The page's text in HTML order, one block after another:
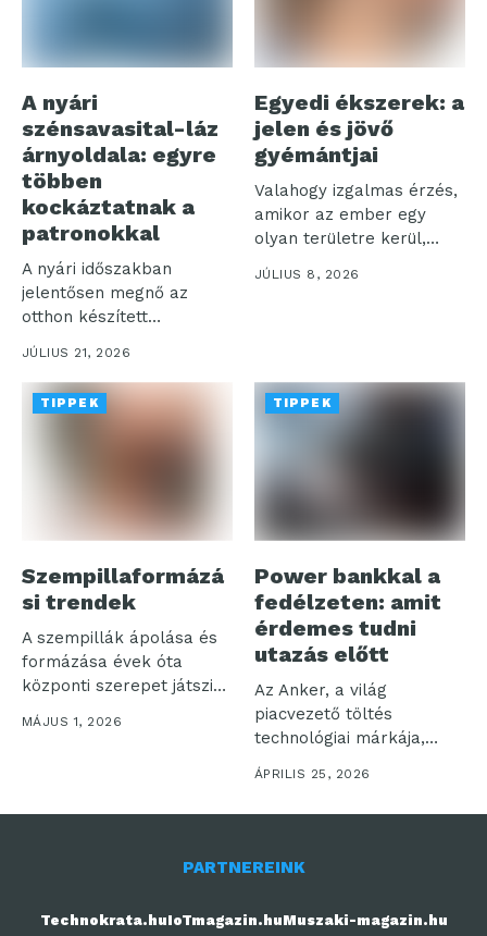
A nyári
szénsavasital-láz
árnyoldala: egyre
többen
kockáztatnak a
patronokkal
A nyári időszakban
jelentősen megnő az
otthon készített
szénsavas italok iránti
JÚLIUS 21, 2026
Egyedi ékszerek: a
jelen és jövő
gyémántjai
Valahogy izgalmas érzés,
amikor az ember egy
olyan területre kerül,
amelyet talán...
JÚLIUS 8, 2026
TIPPEK
Szempillaformázá
si trendek
A szempillák ápolása és
formázása évek óta
központi szerepet játszik
a szépségápolásban,...
MÁJUS 1, 2026
TIPPEK
Power bankkal a
fedélzeten: amit
érdemes tudni
utazás előtt
Az Anker, a világ
piacvezető töltés
technológiai márkája,
valamint az útközbeni
ÁPRILIS 25, 2026
PARTNEREINK
Technokrata.huIoTmagazin.huMuszaki-magazin.hu